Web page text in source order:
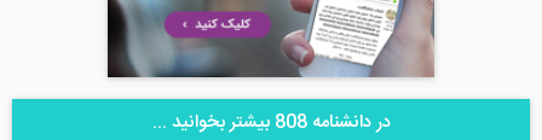
در دانشنامه 808 بیشتر بخوانید ...